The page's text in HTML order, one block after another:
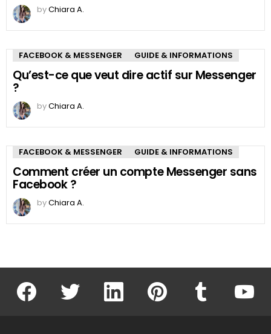
byChiara A.
FACEBOOK & MESSENGER GUIDE & INFORMATIONS
Qu’est-ce que veut dire actif sur Messenger
?
byChiara A.
FACEBOOK & MESSENGER GUIDE & INFORMATIONS
Comment créer un compte Messenger sans
Facebook ?
byChiara A.
facebook twitter linkedin pinterest